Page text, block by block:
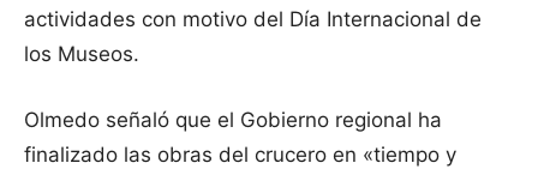
actividades con motivo del Día Internacional de
los Museos.
Olmedo señaló que el Gobierno regional ha
finalizado las obras del crucero en «tiempo y